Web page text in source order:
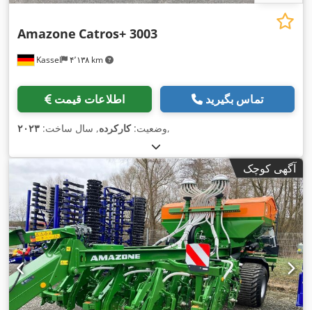
Kassel ۴٬۱۳۸ km
Amazone Catros+ 3003
اطلاعات قیمت تماس بگیرید
وضعیت:کارکرده, سال ساخت: ۲۰۲۳ ,
آگهی کوچک